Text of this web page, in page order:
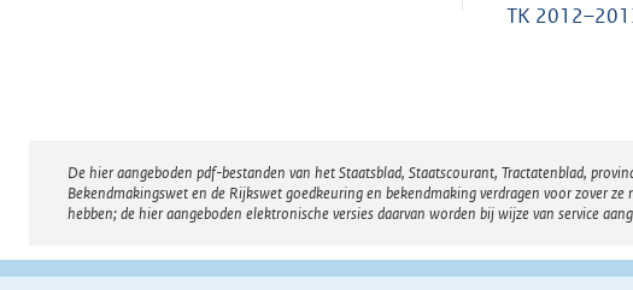
i
n
k
:
TK
Disclaimer
De hier aangeboden pdf-bestanden van het Staatsblad, Staatscourant, Tractatenblad,
Bekendmakingswet en de Rijkswet goedkeuring en bekendmaking verdragen voor zover
hebben; de hier aangeboden elektronische versies daarvan worden bij wijze van service